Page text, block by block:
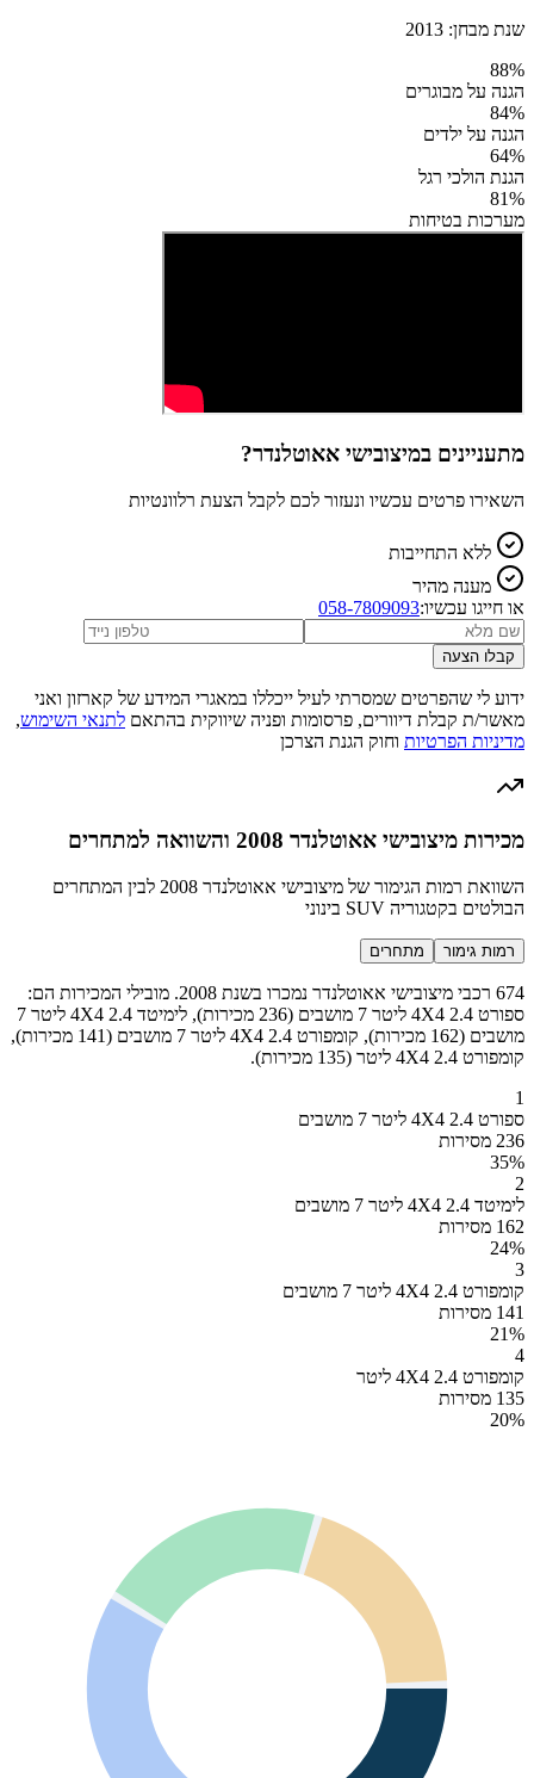
שנת מבחן: 2013
88%
הגנה על מבוגרים
84%
הגנה על ילדים
64%
הגנת הולכי רגל
81%
מערכות בטיחות
מתעניינים במיצובישי אאוטלנדר?
השאירו פרטים עכשיו ונעזור לכם לקבל הצעת רלוונטיות
ללא התחייבות
מענה מהיר
או חייגו עכשיו:058-7809093
קבלו הצעה
ידוע לי שהפרטים שמסרתי לעיל ייכללו במאגרי המידע של קארזון ואני
מאשר/ת קבלת דיוורים, פרסומות ופניה שיווקית בהתאם לתנאי השימוש,
מדיניות הפרטיות וחוק הגנת הצרכן
מכירות מיצובישי אאוטלנדר 2008 והשוואה למתחרים
השוואת רמות הגימור של מיצובישי אאוטלנדר 2008 לבין המתחרים
הבולטים בקטגוריה SUV בינוני
רמות גימור מתחרים
674 רכבי מיצובישי אאוטלנדר נמכרו בשנת 2008. מובילי המכירות הם:
ספורט 4X4 2.4 ליטר 7 מושבים (236 מכירות), לימיטד 4X4 2.4 ליטר 7
מושבים (162 מכירות), קומפורט 4X4 2.4 ליטר 7 מושבים (141 מכירות),
קומפורט 4X4 2.4 ליטר (135 מכירות).
1
ספורט 4X4 2.4 ליטר 7 מושבים
236 מסירות
35%
2
לימיטד 4X4 2.4 ליטר 7 מושבים
162 מסירות
24%
3
קומפורט 4X4 2.4 ליטר 7 מושבים
141 מסירות
21%
4
קומפורט 4X4 2.4 ליטר
135 מסירות
20%